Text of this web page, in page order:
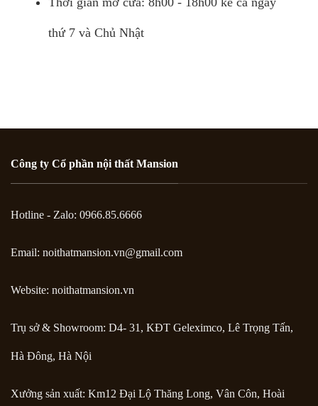
thứ 7 và Chủ Nhật
Công ty Cổ phần nội thất Mansion
Hotline - Zalo: 0966.85.6666
Email: noithatmansion.vn@gmail.com
Website: noithatmansion.vn
Trụ sở & Showroom: D4- 31, KĐT Geleximco, Lê Trọng Tấn,
Hà Đông, Hà Nội
Xưởng sản xuất: Km12 Đại Lộ Thăng Long, Vân Côn, Hoài